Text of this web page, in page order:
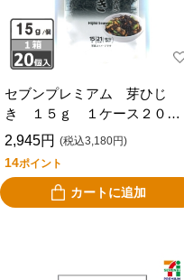
セブンプレミアム 芽ひじ
き １５ｇ １ケース２０個
入
2,945円 (税込3,180円)
14ポイント
カートに追加